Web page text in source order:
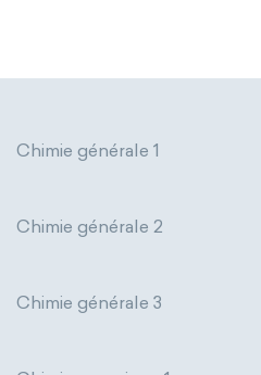
Biophysical chemistry
Physical organic chemistry
Chimie générale 1
Chimie générale 2
Chimie générale 3